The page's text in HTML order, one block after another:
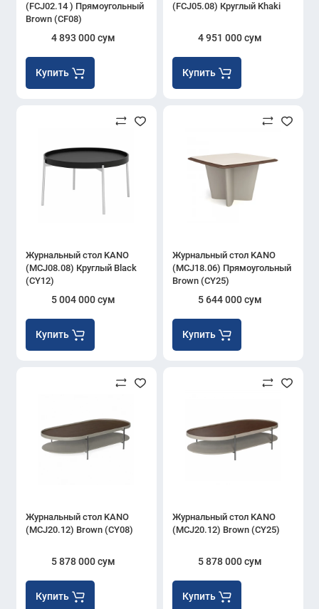
(FCJ02.14 ) Прямоугольный
Brown (CF08)
4 893 000 сум
Купить
(FCJ05.08) Круглый Khaki
4 951 000 сум
Купить
Журнальный стол KANO
(MCJ08.08) Круглый Black
(CY12)
5 004 000 сум
Купить
Журнальный стол KANO
(MCJ18.06) Прямоугольный
Brown (CY25)
5 644 000 сум
Купить
Журнальный стол KANO
(MCJ20.12) Brown (CY08)
5 878 000 сум
Купить
Журнальный стол KANO
(MCJ20.12) Brown (CY25)
5 878 000 сум
Купить